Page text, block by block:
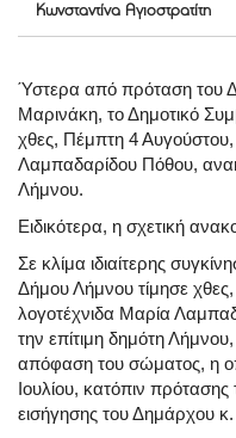
Κωνσταντίνα Αγιοστρατίτη
Ύστερα από πρόταση του
Μαρινάκη, το Δημοτικό
χθες, Πέμπτη 4 Αυγούστου,
Λαμπαδαρίδου Πόθου,
Λήμνου.
Ειδικότερα, η σχετική
Σε κλίμα ιδιαίτερης
Δήμου Λήμνου τίμησε
λογοτέχνιδα Μαρία
την επίτιμη δημότη
απόφαση του σώματος, η
Ιουλίου, κατόπιν
εισήγησης του Δημάρχου